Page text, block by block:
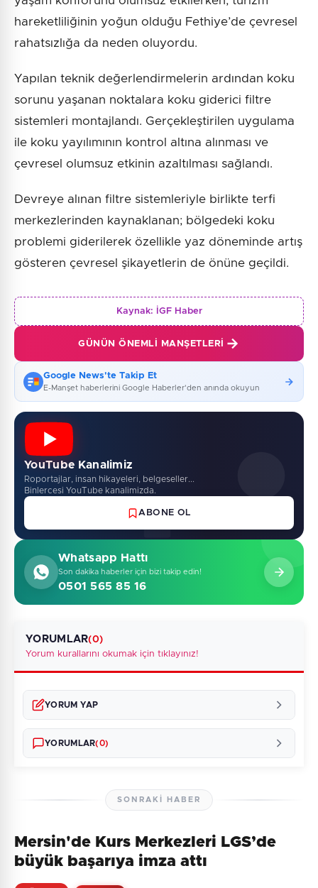
hareketliliğinin yoğun olduğu Fethiye’de çevresel
rahatsızlığa da neden oluyordu.
Yapılan teknik değerlendirmelerin ardından koku
sorunu yaşanan noktalara koku giderici filtre
sistemleri montajlandı. Gerçekleştirilen uygulama
ile koku yayılımının kontrol altına alınması ve
çevresel olumsuz etkinin azaltılması sağlandı.
Devreye alınan filtre sistemleriyle birlikte terfi
merkezlerinden kaynaklanan; bölgedeki koku
problemi giderilerek özellikle yaz döneminde artış
gösteren çevresel şikayetlerin de önüne geçildi.
Kaynak: İGF Haber
GÜNÜN ÖNEMLI MANŞETLERI
Google News'te Takip Et
E-Manşet haberlerini Google Haberler'den anında okuyun
YouTube Kanalimiz
Roportajlar, insan hikayeleri, belgeseller...
Binlercesi YouTube kanalimizda.
ABONE OL
Whatsapp Hattı
Son dakika haberler için bizi takip edin!
0501 565 85 16
YORUMLAR(0)
Yorum kurallarını okumak için tıklayınız!
YORUM YAP
YORUMLAR(0)
Henüz yorum yapılmamış. İlk yorumu siz yapın!
SONRAKI HABER
Mersin'de Kurs Merkezleri LGS’de
büyük başarıya imza attı